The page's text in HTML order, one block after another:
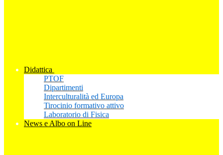
Didattica
PTOF
Dipartimenti
Interculturalità ed Europa
Tirocinio formativo attivo
Laboratorio di Fisica
News e Albo on Line